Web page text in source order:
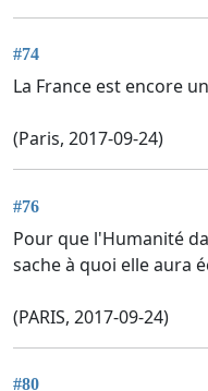
#74
La France est encore
(Paris, 2017-09-24)
#76
Pour que l'Humanité
sache à quoi elle aura
(PARIS, 2017-09-24)
#80